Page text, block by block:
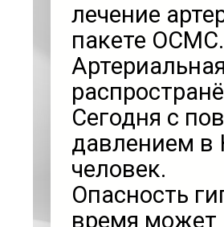
лечение
пакете ОСМС.
Сегодня с
давлением в
человек.
Опасность
время может